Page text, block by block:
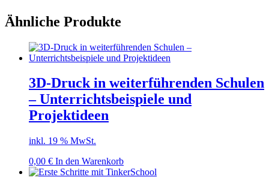
Ähnliche Produkte
3D-Druck in weiterführenden Schulen
– Unterrichtsbeispiele und
Projektideen
inkl. 19 % MwSt.
0,00 € In den Warenkorb